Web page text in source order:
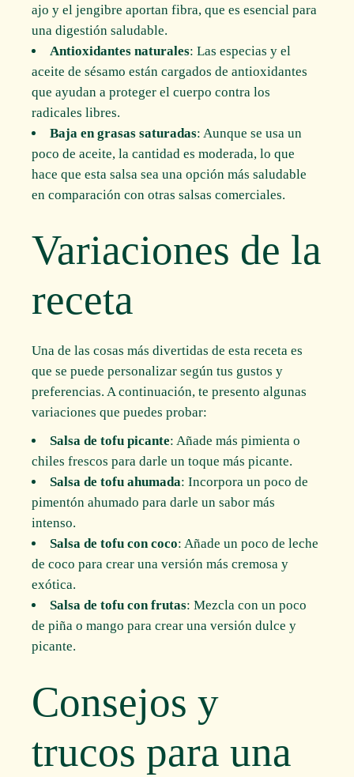
ajo y el jengibre aportan fibra, que es esencial para
una digestión saludable.
Antioxidantes naturales: Las especias y el
aceite de sésamo están cargados de antioxidantes
que ayudan a proteger el cuerpo contra los
radicales libres.
Baja en grasas saturadas: Aunque se usa un
poco de aceite, la cantidad es moderada, lo que
hace que esta salsa sea una opción más saludable
en comparación con otras salsas comerciales.
Variaciones de la
receta
Una de las cosas más divertidas de esta receta es
que se puede personalizar según tus gustos y
preferencias. A continuación, te presento algunas
variaciones que puedes probar:
Salsa de tofu picante: Añade más pimienta o
chiles frescos para darle un toque más picante.
Salsa de tofu ahumada: Incorpora un poco de
pimentón ahumado para darle un sabor más
intenso.
Salsa de tofu con coco: Añade un poco de leche
de coco para crear una versión más cremosa y
exótica.
Salsa de tofu con frutas: Mezcla con un poco
de piña o mango para crear una versión dulce y
picante.
Consejos y
trucos para una